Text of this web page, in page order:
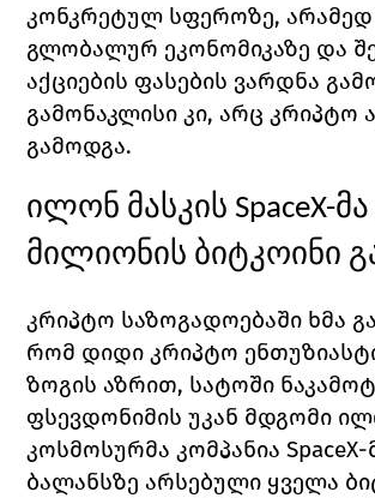
კონკრეტულ სფეროზე,
გლობალურ ეკონომიკაზე და
აქციების ფასების ვარდნა
გამონაკლისი კი, არც კრიპტო
გამოდგა.
ილონ მასკის SpaceX-
მილიონის ბიტკოინი
კრიპტო საზოგადოებაში ხმა
რომ დიდი კრიპტო
ზოგის აზრით, სატოში
ფსევდონიმის უკან მდგომი
კოსმოსურმა კომპანია SpaceX-
ბალანსზე არსებული ყველა